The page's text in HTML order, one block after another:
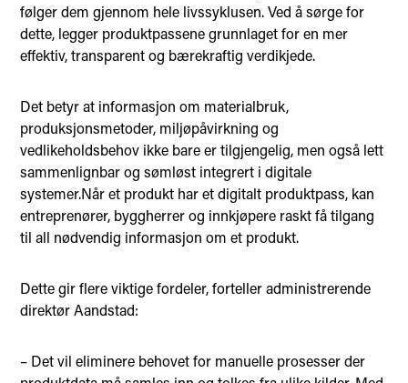
følger dem gjennom hele livssyklusen. Ved å sørge for
dette, legger produktpassene grunnlaget for en mer
effektiv, transparent og bærekraftig verdikjede.
Det betyr at informasjon om materialbruk,
produksjonsmetoder, miljøpåvirkning og
vedlikeholdsbehov ikke bare er tilgjengelig, men også lett
sammenlignbar og sømløst integrert i digitale
systemer.Når et produkt har et digitalt produktpass, kan
entreprenører, byggherrer og innkjøpere raskt få tilgang
til all nødvendig informasjon om et produkt.
Dette gir flere viktige fordeler, forteller administrerende
direktør Aandstad:
– Det vil eliminere behovet for manuelle prosesser der